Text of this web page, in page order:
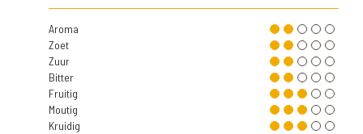
Aroma
Zoet
Zuur
Bitter
Fruitig
Moutig
Kruidig